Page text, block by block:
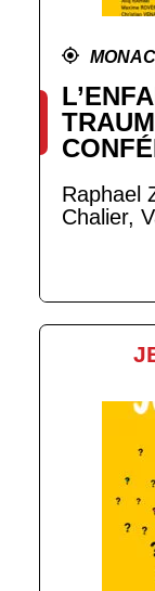
Raphael
Chalier,